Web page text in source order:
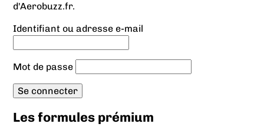
d'Aerobuzz.fr.
Identifiant ou adresse e-mail
Mot de passe
Les formules prémium